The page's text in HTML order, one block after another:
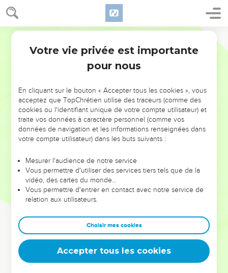
NE MANQUEZ PAS L’ÉVÉNEMENT
DE L’ANNÉE !
ET SI LEURS ERREURS POUVAIENT VOUS ÉVITER LES
VOTRES ?
leur foi ou leur vision. Mais on voit moins les doutes, les erreurs
et les saisons difficiles qu'ils ont traversés, alors même que ce
sont elles qui les ont façonnés.
Dans cette conférence, leaders, entrepreneurs, et responsables
clés pour avancer avec plus de sagesse afin que leurs erreurs
deviennent vos tremplins. Que vous guidiez un ministère, une
équipe, un groupe ou une famille, leur expérience est faite
Votre vie privée est importante
pour nous
En cliquant sur le bouton « Accepter tous les cookies », vous
acceptez que TopChrétien utilise des traceurs (comme des
cookies ou l'identifiant unique de votre compte utilisateur) et
traite vos données à caractère personnel (comme vos
données de navigation et les informations renseignées dans
votre compte utilisateur) dans les buts suivants :
Mesurer l'audience de notre service
Vous permettre d'utiliser des services tiers tels que de la
vidéo, des cartes du monde…
Vous permettre d'entrer en contact avec notre service de
relation aux utilisateurs.
Choisir mes cookies
Accepter tous les cookies